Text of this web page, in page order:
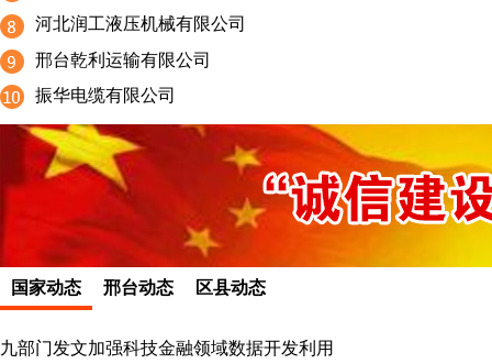
河北润工液压机械有限公司
邢台乾利运输有限公司
振华电缆有限公司
国家动态 邢台动态 区县动态
九部门发文加强科技金融领域数据开发利用